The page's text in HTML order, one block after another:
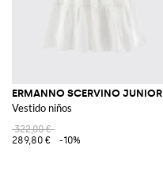
ERMANNO SCERVINO JUNIOR
Vestido niños
322,00 €
289,80 €
-10%